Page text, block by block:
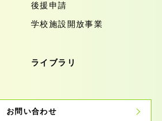
後援申請
学校施設開放事業
ライブラリ
お問い合わせ